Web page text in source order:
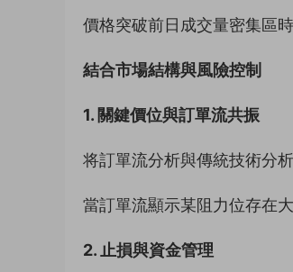
價格突破前日成交量密集區
結合市場結構與風險控制
1. 關鍵價位與訂單流共振
将訂單流分析與傳統技術分析
當訂單流顯示某阻力位存在
2. 止損與資金管理